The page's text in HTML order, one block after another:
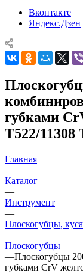
Вконтакте
Яндекс.Дзен
губками
T522/11308
Главная
—
Каталог
—
Инструмент
—
Плоскогубцы,
—
Плоскогубцы
—Плоскогубцы
губками CrV